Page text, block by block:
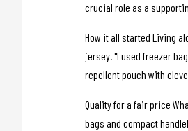
crucial role as a
How it all started Living
jersey. "I used freezer
repellent pouch with
Quality for a fair price
bags and compact